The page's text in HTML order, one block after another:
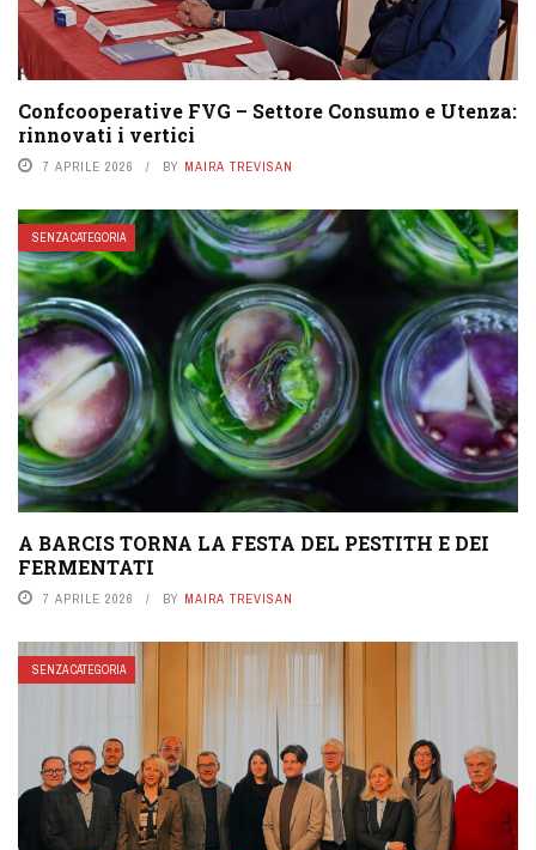
Confcooperative FVG – Settore Consumo e Utenza:
rinnovati i vertici
7 APRILE 2026 BY MAIRA TREVISAN
SENZA CATEGORIA
A BARCIS TORNA LA FESTA DEL PESTITH E DEI
FERMENTATI
7 APRILE 2026 BY MAIRA TREVISAN
SENZA CATEGORIA